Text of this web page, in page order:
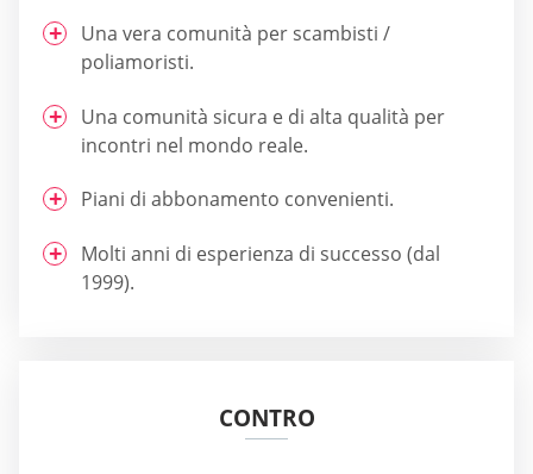
Una vera comunità per scambisti /
poliamoristi.
Una comunità sicura e di alta qualità per
incontri nel mondo reale.
Piani di abbonamento convenienti.
Molti anni di esperienza di successo (dal
1999).
CONTRO